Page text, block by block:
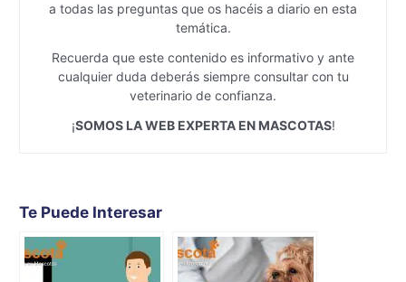
a todas las preguntas que os hacéis a diario en esta
temática.
Recuerda que este contenido es informativo y ante
cualquier duda deberás siempre consultar con tu
veterinario de confianza.
¡SOMOS LA WEB EXPERTA EN MASCOTAS!
Te Puede Interesar